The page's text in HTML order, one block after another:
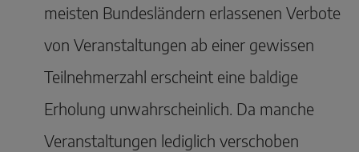
meisten Bundesländern erlassenen Verbote
von Veranstaltungen ab einer gewissen
Teilnehmerzahl erscheint eine baldige
Erholung unwahrscheinlich. Da manche
Veranstaltungen lediglich verschoben